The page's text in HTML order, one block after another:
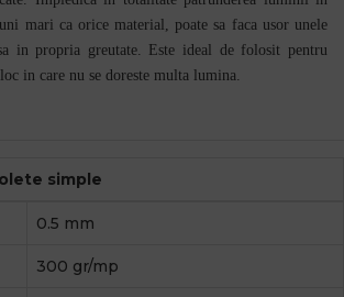
mari ca orice material, poate sa faca usor unele
in propria greutate. Este ideal de folosit pentru
in care nu se doreste multa lumina.
simple
0.5 mm
300 gr/mp